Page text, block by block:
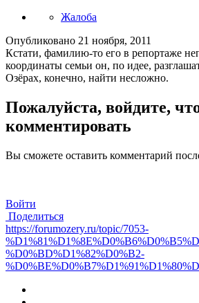
Жалоба
Опубликовано 21 ноября, 2011
Кстати, фамилию-то его в репортаже
координаты семьи он, по идее,
Озёрах, конечно, найти несложно.
Пожалуйста, войдите,
комментировать
Вы сможете оставить комментарий
Войти
Поделиться
https://forumozery.ru/topic/7053-
%D0%BD%D1%82%D0%B2-